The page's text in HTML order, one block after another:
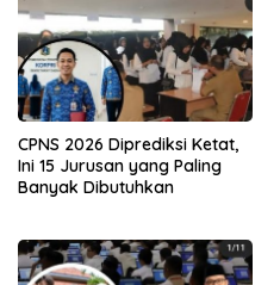
CPNS 2026 Diprediksi Ketat,
Ini 15 Jurusan yang Paling
Banyak Dibutuhkan